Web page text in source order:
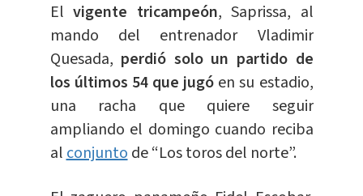
El vigente tricampeón, Saprissa, al
mando del entrenador Vladimir
Quesada, perdió solo un partido de
los últimos 54 que jugó en su estadio,
una racha que quiere seguir
ampliando el domingo cuando reciba
alconjuntode “Los toros del norte”.